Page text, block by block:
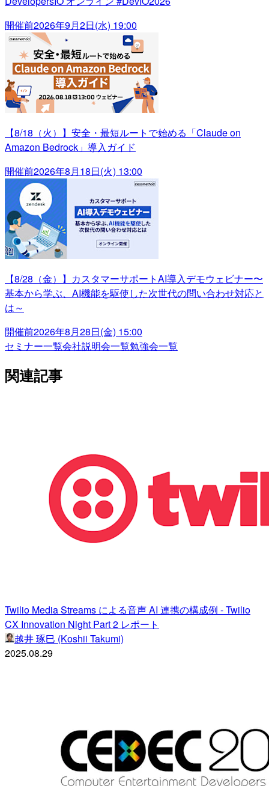
開催前2026年9月2日(水) 19:00
【8/18（火）】安全・最短ルートで始める「Claude on
Amazon Bedrock」導入ガイド
開催前2026年8月18日(火) 13:00
【8/28（金）】カスタマーサポートAI導入デモウェビナー〜
基本から学ぶ、AI機能を駆使した次世代の問い合わせ対応と
は～
開催前2026年8月28日(金) 15:00
セミナー一覧会社説明会一覧勉強会一覧
関連記事
Twilio Media Streams による音声 AI 連携の構成例 - Twilio
CX Innovation Night Part 2 レポート
越井 琢巳 (Koshii Takumi)
2025.08.29